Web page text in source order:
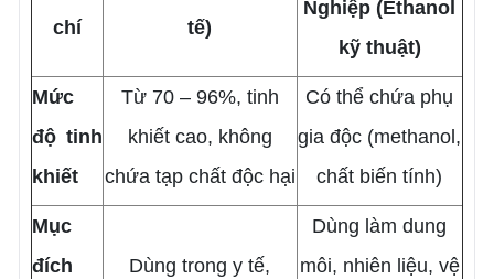
chí
tế)
Nghiệp (Ethanol
kỹ thuật)
Mức
độ tinh
khiết
Từ 70 – 96%, tinh
khiết cao, không
chứa tạp chất độc hại
Có thể chứa phụ
gia độc (methanol,
chất biến tính)
Mục
đích
Dùng trong y tế,
Dùng làm dung
môi, nhiên liệu, vệ